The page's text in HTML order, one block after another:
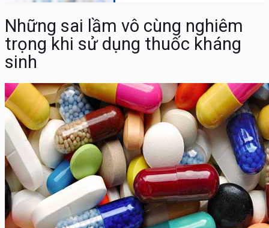
Những sai lầm vô cùng nghiêm
trọng khi sử dụng thuốc kháng
sinh